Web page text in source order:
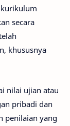
secara
khususnya
nilai ujian atau
pribadi dan
penilaian yang